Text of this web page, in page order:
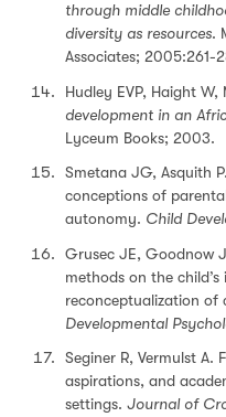
through middle
diversity as resources.
Associates; 2005:261-
Hudley EVP, Haight W,
development in an
Lyceum Books; 2003.
Smetana JG, Asquith
conceptions of
autonomy. Child
Grusec JE, Goodnow
methods on the
reconceptualization of
Developmental
Seginer R, Vermulst
aspirations, and
settings. Journal of